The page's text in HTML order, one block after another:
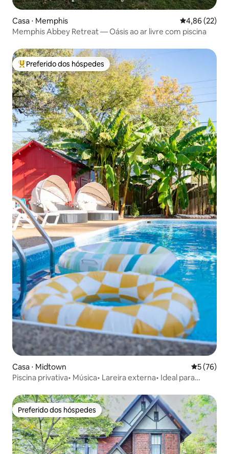
Casa ⋅ Memphis 4,86 de uma
4,86 (22)
Memphis Abbey Retreat — Oásis ao ar livre com piscina
Entre os melhores preferidos dos hóspedes
Preferido dos hóspedes
Casa ⋅ Midtown 5 de uma
5 (76)
Piscina privativa• Música• Lareira externa• Ideal para
Preferido dos hóspedes
Preferido dos hóspedes